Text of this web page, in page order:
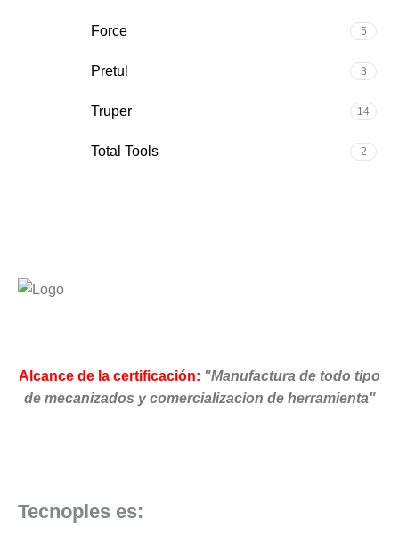
Force 5
Pretul 3
Truper 14
Total Tools 2
Alcance de la certificación: "Manufactura de todo tipo
de mecanizados y comercializacion de herramienta"
Tecnoples es: